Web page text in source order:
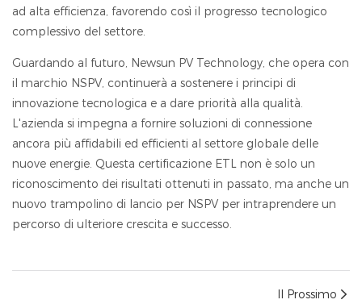
ad alta efficienza, favorendo così il progresso tecnologico
complessivo del settore.
Guardando al futuro, Newsun PV Technology, che opera con
il marchio NSPV, continuerà a sostenere i principi di
innovazione tecnologica e a dare priorità alla qualità.
L'azienda si impegna a fornire soluzioni di connessione
ancora più affidabili ed efficienti al settore globale delle
nuove energie. Questa certificazione ETL non è solo un
riconoscimento dei risultati ottenuti in passato, ma anche un
nuovo trampolino di lancio per NSPV per intraprendere un
percorso di ulteriore crescita e successo.
Il Prossimo